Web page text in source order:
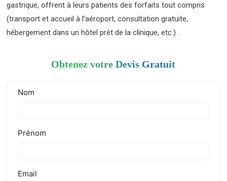
gastrique, offrent à leurs patients des forfaits tout compris
(transport et accueil à l’aéroport, consultation gratuite,
hébergement dans un hôtel prêt de la clinique, etc.) .
Obtenez votre Devis Gratuit